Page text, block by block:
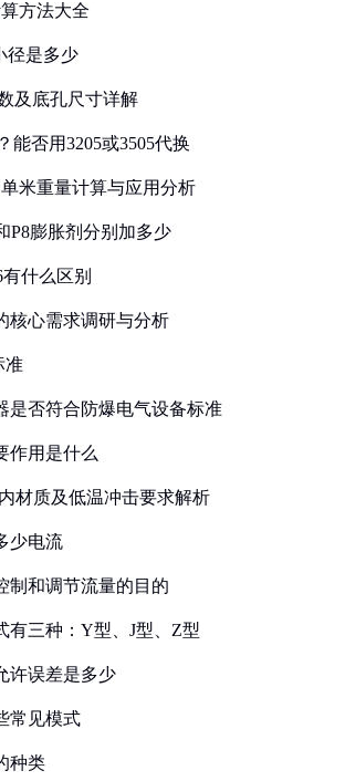
方法大全
径是多少
及底孔尺寸详解
能否用3205或3505代换
米重量计算与应用分析
P8膨胀剂分别加多少
什么区别
核心需求调研与分析
准
是否符合防爆电气设备标准
作用是什么
材质及低温冲击要求解析
少电流
制和调节流量的目的
有三种：Y型、J型、Z型
许误差是多少
常见模式
种类